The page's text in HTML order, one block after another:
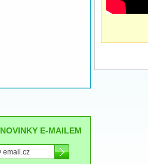
NOVINKY E-MAILEM